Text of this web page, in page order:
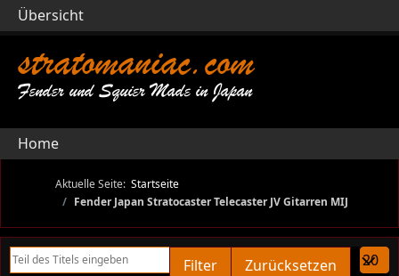
stratomaniac.com
Fender und Squier Made in Japan
Home
Aktuelle Seite: Startseite
Fender Japan Stratocaster Telecaster JV Gitarren MIJ
Teil des Titels eingeben
Filter Zurücksetzen
Übersicht